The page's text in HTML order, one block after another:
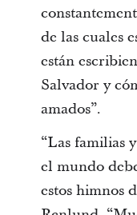
de las cuales
están
Salvador y
amados”.
“Las familias
el mundo
estos himnos